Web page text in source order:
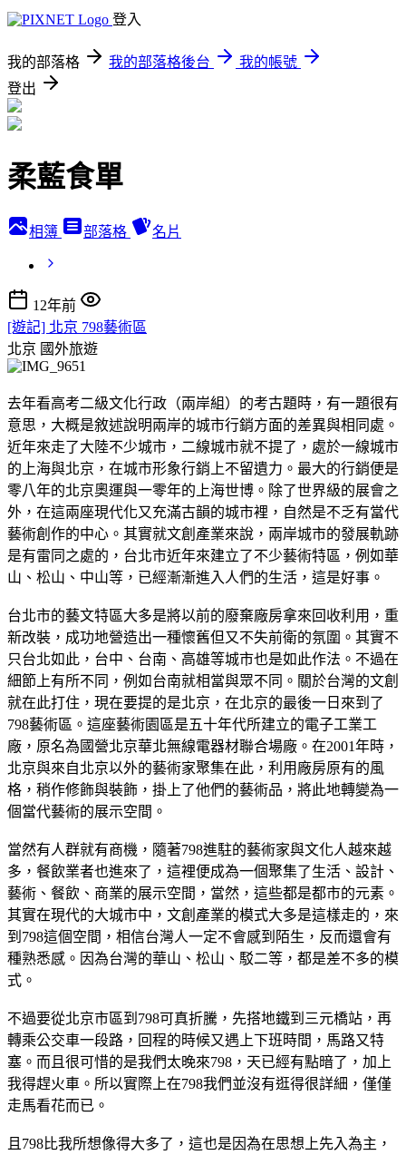
登入
我的部落格 我的部落格後台
我的帳號
登出
柔藍食單
相簿 部落格 名片
12年前
[遊記] 北京 798藝術區
北京 國外旅遊
去年看高考二級文化行政（兩岸組）的考古題時，有一題很有
意思，大概是敘述說明兩岸的城市行銷方面的差異與相同處。
近年來走了大陸不少城市，二線城市就不提了，處於一線城市
的上海與北京，在城市形象行銷上不留遺力。最大的行銷便是
零八年的北京奧運與一零年的上海世博。除了世界級的展會之
外，在這兩座現代化又充滿古韻的城市裡，自然是不乏有當代
藝術創作的中心。其實就文創產業來說，兩岸城市的發展軌跡
是有雷同之處的，台北市近年來建立了不少藝術特區，例如華
山、松山、中山等，已經漸漸進入人們的生活，這是好事。
台北市的藝文特區大多是將以前的廢棄廠房拿來回收利用，重
新改裝，成功地營造出一種懷舊但又不失前衛的氛圍。其實不
只台北如此，台中、台南、高雄等城市也是如此作法。不過在
細節上有所不同，例如台南就相當與眾不同。關於台灣的文創
就在此打住，現在要提的是北京，在北京的最後一日來到了
798藝術區。這座藝術園區是五十年代所建立的電子工業工
廠，原名為國營北京華北無線電器材聯合場廠。在2001年時，
北京與來自北京以外的藝術家聚集在此，利用廠房原有的風
格，稍作修飾與裝飾，掛上了他們的藝術品，將此地轉變為一
個當代藝術的展示空間。
當然有人群就有商機，隨著798進駐的藝術家與文化人越來越
多，餐飲業者也進來了，這裡便成為一個聚集了生活、設計、
藝術、餐飲、商業的展示空間，當然，這些都是都市的元素。
其實在現代的大城市中，文創產業的模式大多是這樣走的，來
到798這個空間，相信台灣人一定不會感到陌生，反而還會有
種熟悉感。因為台灣的華山、松山、駁二等，都是差不多的模
式。
不過要從北京市區到798可真折騰，先搭地鐵到三元橋站，再
轉乘公交車一段路，回程的時候又遇上下班時間，馬路又特
塞。而且很可惜的是我們太晚來798，天已經有點暗了，加上
我得趕火車。所以實際上在798我們並沒有逛得很詳細，僅僅
走馬看花而已。
且798比我所想像得大多了，這也是因為在思想上先入為主，